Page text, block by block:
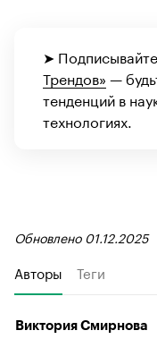
➤
Трендов» —
тенденций в
технологиях.
Обновлено 01.12.2025
Авторы Теги
Виктория Смирнова